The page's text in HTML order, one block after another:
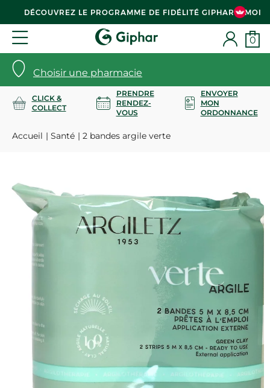
DÉCOUVREZ LE PROGRAMME DE FIDÉLITÉ GIPHAR & MOI
Choisir une pharmacie
0
CLICK &
COLLECT
PRENDRE
RENDEZ-
VOUS
ENVOYER
MON
ORDONNANCE
Accueil Santé 2 bandes argile verte